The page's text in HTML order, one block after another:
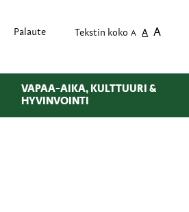
Palaute Tekstin koko A A A
VAPAA-AIKA, KULTTUURI &
HYVINVOINTI